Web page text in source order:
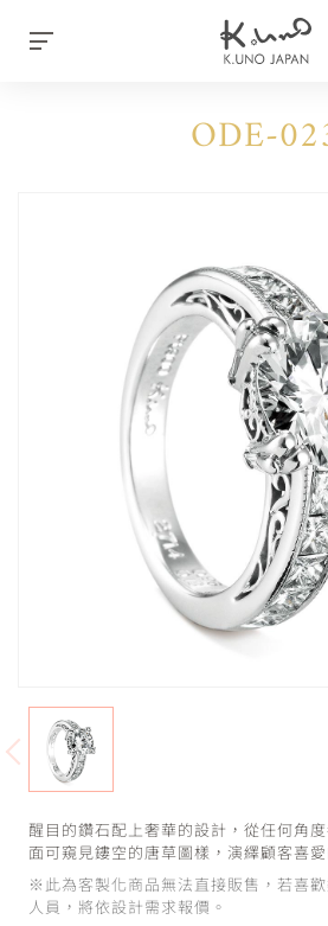
ODE-
醒目的鑽石配上奢華的設計，從任何角
面可窺見鏤空的唐草圖樣，演繹顧客喜
※此為客製化商品無法直接販售，若喜
人員，將依設計需求報價。